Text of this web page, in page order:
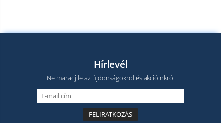
Hírlevél
Ne maradj le az újdonságokrol és akcióinkról